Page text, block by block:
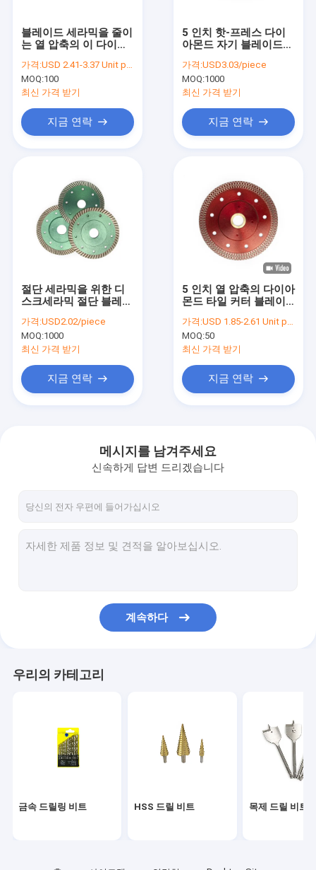
회사 소개
연락처
HSS 드릴 비트
목제 드릴 비트
다이어몬드 코어 비트
구멍 뚫기 정 비트
콘크리트 연마 패드
HSS 구멍 톱
블레이드 세라믹을 줄이
는 열 압축의 이 다이아
블레이드를 봤습니다
가격:USD 2.41-3.37 Unit price
MOQ:100
최신 가격 받기
지금 연락
5 인치 핫-프레스 다이
아몬드 자기 블레이드
습니다
가격:USD3.03/piece
MOQ:1000
최신 가격 받기
지금 연락
절단 세라믹을 위한 디
스크세라믹 절단 블레이
터 순환 다이아몬드
가격:USD2.02/piece
MOQ:1000
최신 가격 받기
지금 연락
5 인치 열 압축의 다이아
몬드 타일 커터 블레이
봤습니다
가격:USD 1.85-2.61 Unit price
MOQ:50
최신 가격 받기
지금 연락
메시지를 남겨주세요
신속하게 답변 드리겠습니다
계속하다
우리의 카테고리
금속 드릴링 비트 HSS 드릴 비트 목제 드릴 비트